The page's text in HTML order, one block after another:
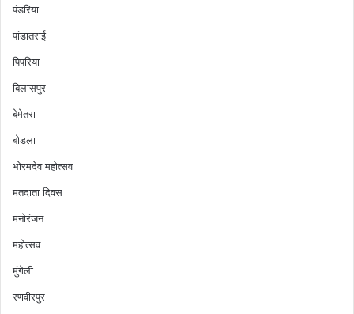
पंडरिया
पांडातराई
पिपरिया
बिलासपुर
बेमेतरा
बोडला
भोरमदेव महोत्सव
मतदाता दिवस
मनोरंजन
महोत्सव
मुंगेली
रणवीरपुर